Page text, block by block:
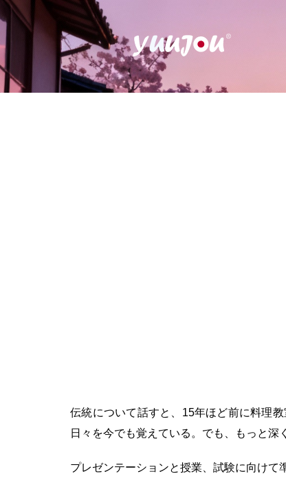
伝統について話すと、15年ほど前に料理
日々を今でも覚えている。でも、もっと深
プレゼンテーションと授業、試験に向けて